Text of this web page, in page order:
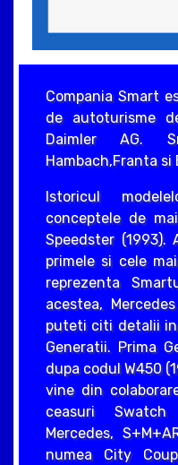
Compania Smart
de autoturisme
Daimler AG.
Hambach,Franta si
Istoricul
conceptele de
Speedster (1993).
primele si cele
reprezenta
acestea,
puteti citi detalii
Generatii. Prima
dupa codul W450
vine din
ceasuri
Mercedes,
numea City